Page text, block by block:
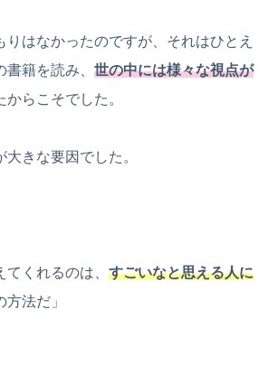
りはなかったのですが、それはひとえ
籍を読み、 世の中には様々な視点が
からこそでした。
きな要因でした。
てくれるのは、 すごいなと思える人に
方法だ」